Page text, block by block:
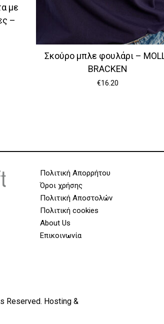
με
–
Σκούρο μπλε φουλάρι –
BRACKEN
€16.20
Πολιτική Απορρήτου
Όροι χρήσης
Πολιτική Αποστολών
Πολιτική cookies
About Us
Επικοινωνία
Reserved. Hosting &